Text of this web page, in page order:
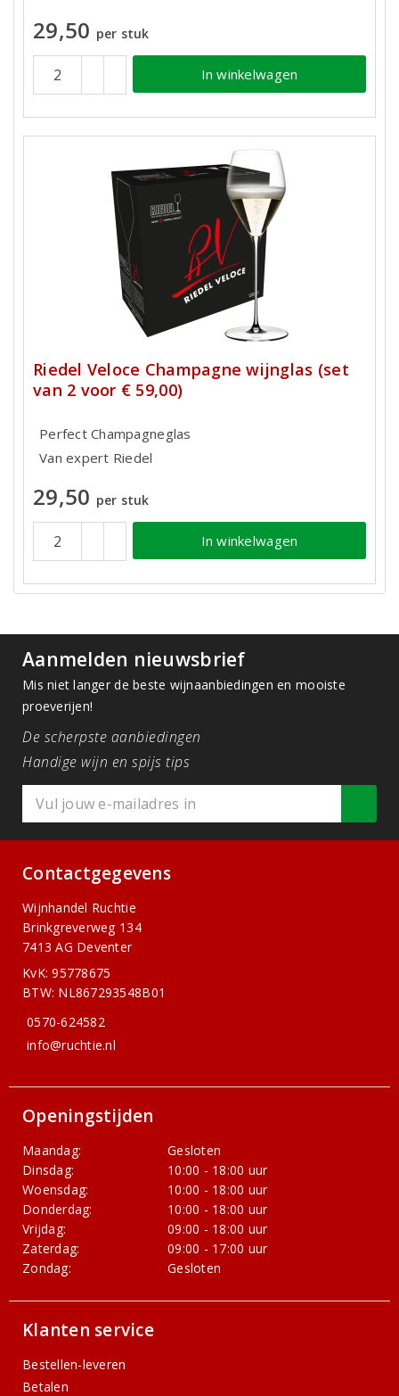
29,50 per stuk
In winkelwagen
Riedel Veloce Champagne wijnglas (set
van 2 voor € 59,00)
Perfect Champagneglas
Van expert Riedel
29,50 per stuk
In winkelwagen
Aanmelden nieuwsbrief
Mis niet langer de beste wijnaanbiedingen en mooiste
proeverijen!
De scherpste aanbiedingen
Handige wijn en spijs tips
Contactgegevens
Wijnhandel Ruchtie
Brinkgreverweg 134
7413 AG Deventer
KvK: 95778675
BTW: NL867293548B01
0570-624582
info@ruchtie.nl
Openingstijden
Maandag:
Gesloten
Dinsdag:
10:00 - 18:00 uur
Woensdag:
10:00 - 18:00 uur
Donderdag:
10:00 - 18:00 uur
Vrijdag:
09:00 - 18:00 uur
Zaterdag:
09:00 - 17:00 uur
Zondag:
Gesloten
Klanten service
Bestellen-leveren
Betalen